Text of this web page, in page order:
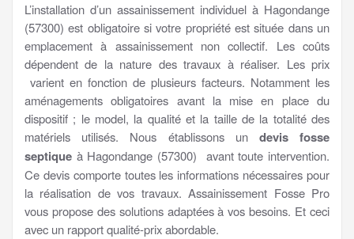
L’installation d’un assainissement individuel à Hagondange
(57300) est obligatoire si votre propriété est située dans un
emplacement à assainissement non collectif. Les coûts
dépendent de la nature des travaux à réaliser. Les prix
varient en fonction de plusieurs facteurs. Notamment les
aménagements obligatoires avant la mise en place du
dispositif ; le model, la qualité et la taille de la totalité des
matériels utilisés. Nous établissons un devis fosse
septique à Hagondange (57300) avant toute intervention.
Ce devis comporte toutes les informations nécessaires pour
la réalisation de vos travaux. Assainissement Fosse Pro
vous propose des solutions adaptées à vos besoins. Et ceci
avec un rapport qualité-prix abordable.